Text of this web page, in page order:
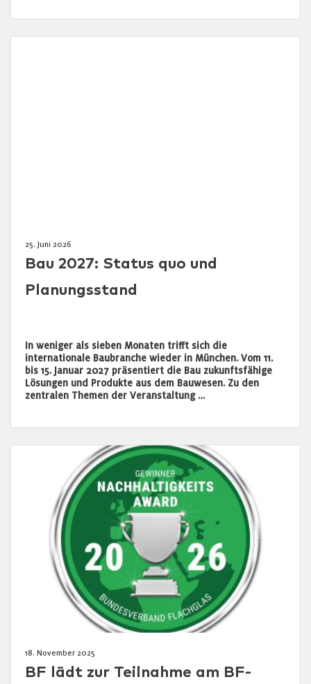
25. Juni 2026
Bau 2027: Status quo und
Planungsstand
In weniger als sieben Monaten trifft sich die
internationale Baubranche wieder in München. Vom 11.
bis 15. Januar 2027 präsentiert die Bau zukunftsfähige
Lösungen und Produkte aus dem Bauwesen. Zu den
zentralen Themen der Veranstaltung …
18. November 2025
BF lädt zur Teilnahme am BF-